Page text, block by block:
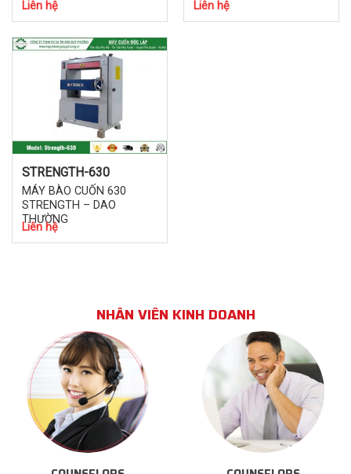
Liên hệ
Liên hệ
STRENGTH-630
MÁY BÀO CUỐN 630
STRENGTH – DAO
THƯỜNG
Liên hệ
NHÂN VIÊN KINH DOANH